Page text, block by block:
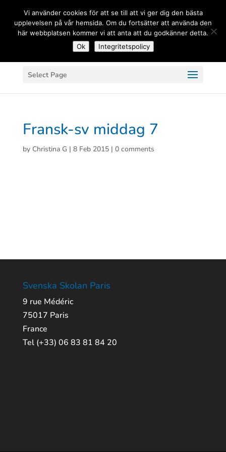
Select Page
Fransk-sv middag 7
by Christina G | 8 Feb 2015| 0 comments
Svenska Skolan Paris
9 rue Médéric
75017 Paris
France
Tel (+33) 06 83 81 84 20
Vi använder cookies för att se till att vi ger dig den bästa
upplevelsen på vår hemsida. Om du fortsätter att använda den
här webbplatsen kommer vi att anta att du godkänner detta.
Ok
Integritetspolicy